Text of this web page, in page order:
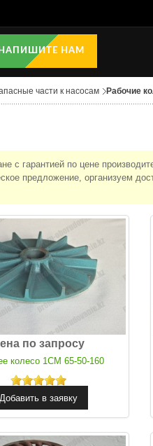
НАПИШИТЕ НАМ
части к насосам Рабочие
с гарантией по цене
предложение, организуем
по запросу
колесо 1СМ 65-50-160